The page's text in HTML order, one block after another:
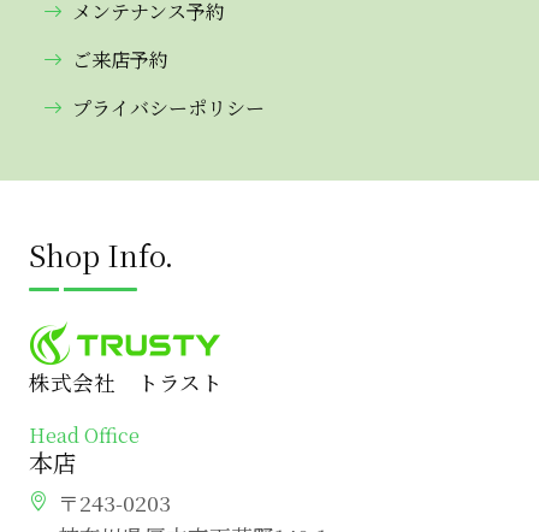
メンテナンス予約
ご来店予約
プライバシーポリシー
Shop Info.
株式会社 トラスト
Head Office
本店
〒243-0203